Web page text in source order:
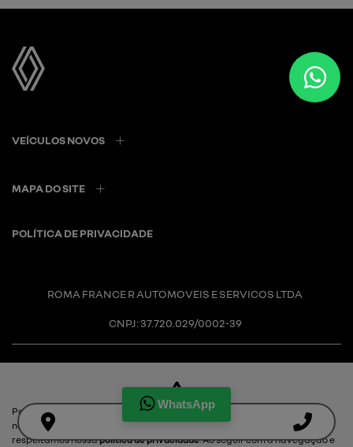
WhatsApp
VEÍCULOS NOVOS
MAPA DO SITE
POLÍTICA DE PRIVACIDADE
ROMA FRANCE R AUTOMOVEIS E SERVICOS LTDA
CNPJ: 37.720.029/0002-39
Desacelere. Seu bem maior é
a vida.
Para otimizar sua experiência durante a navegação, fazemos uso de
nossa política de cookies e para proteger seus dados pessoais
respeitamos nossapolítica de privacidade. Ao seguir com a navegação e